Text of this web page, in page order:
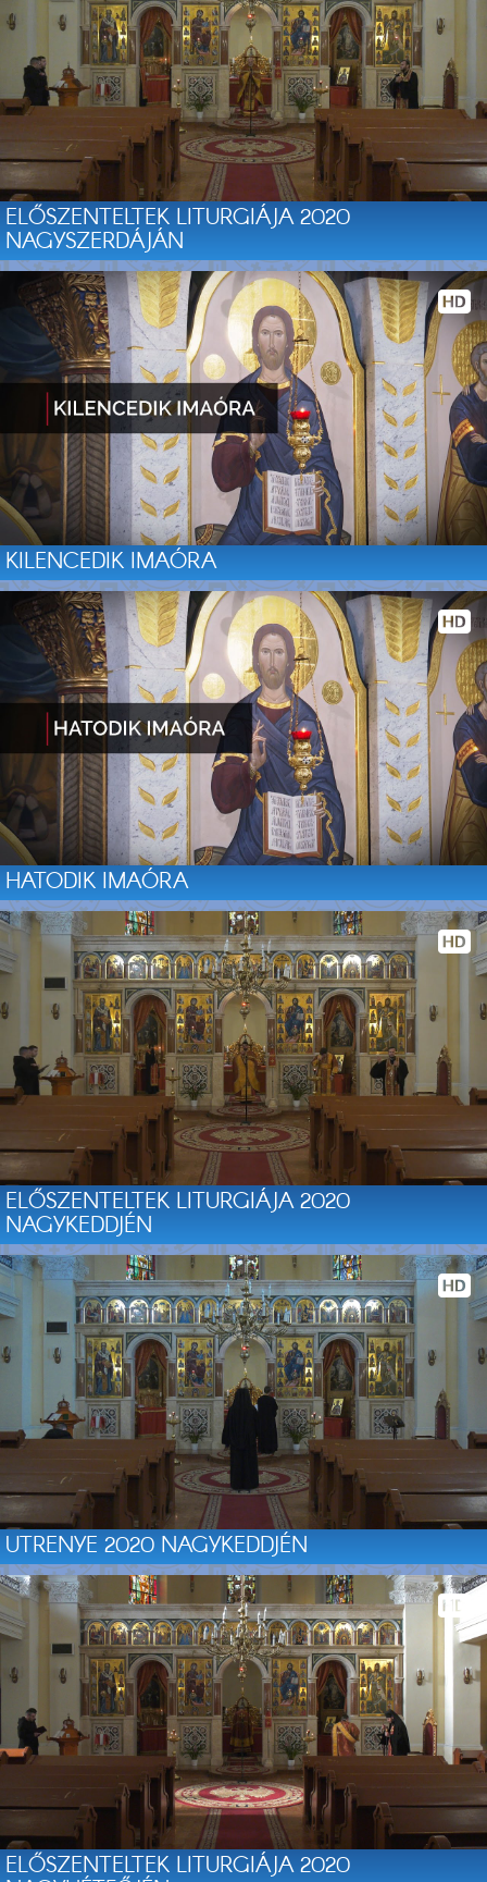
ELŐSZENTELTEK LITURGIÁJA 2020
NAGYSZERDÁJÁN
KILENCEDIK IMAÓRA
HATODIK IMAÓRA
ELŐSZENTELTEK LITURGIÁJA 2020
NAGYKEDDJÉN
UTRENYE 2020 NAGYKEDDJÉN
ELŐSZENTELTEK LITURGIÁJA 2020